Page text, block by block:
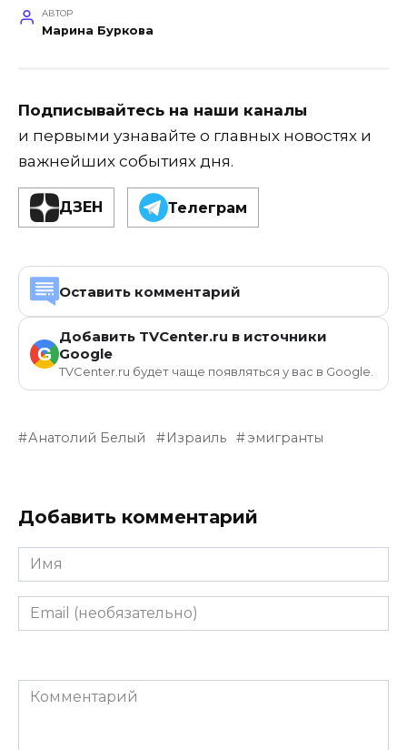
АВТОР
Марина Буркова
Подписывайтесь на наши каналы
и первыми узнавайте о главных новостях и
важнейших событиях дня.
ДЗЕН Телеграм
Оставить комментарий
G
Добавить TVCenter.ru в источники
Google
TVCenter.ru будет чаще появляться у вас в Google.
Анатолий Белый Израиль эмигранты
Добавить комментарий
Имя
Email
(необязательно)
Комментарий